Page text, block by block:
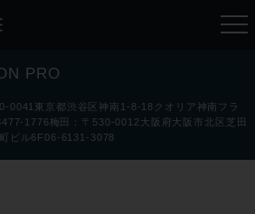
PRO
0041東京都渋谷区神南1-8-18クオリア神南フラ
1776梅田：〒530-0012大阪府大阪市北区芝田
ビル6F06-6131-3078